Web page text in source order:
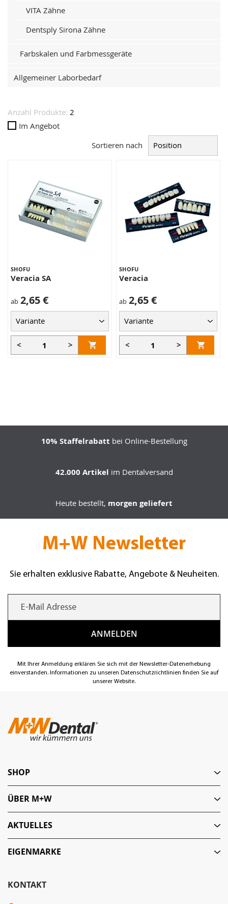
Anzahl Produkte: 2
Im Angebot
Sortieren nach
SHOFU
Veracia SA
ab 2,65 €
< >
SHOFU
Veracia
ab 2,65 €
< >
VITA Zähne
Dentsply Sirona Zähne
Farbskalen und Farbmessgeräte
Allgemeiner Laborbedarf
10% Staffelrabatt bei Online-Bestellung
42.000 Artikel im Dentalversand
Heute bestellt, morgen geliefert
M+W Newsletter
Sie erhalten exklusive Rabatte, Angebote & Neuheiten.
Mit Ihrer Anmeldung erklären Sie sich mit der Newsletter-Datenerhebung
einverstanden. Informationen zu unseren Datenschutzrichtlinien finden Sie auf
unserer Website.
KONTAKT
SHOP
ÜBER M+W
AKTUELLES
EIGENMARKE